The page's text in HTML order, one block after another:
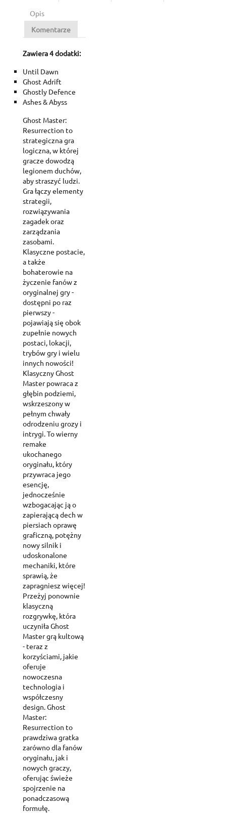
Opis
Komentarze
Zawiera 4 dodatki:
Until Dawn
Ghost Adrift
Ghostly Defence
Ashes & Abyss
Ghost Master:
Resurrection to
strategiczna gra
logiczna, w której
gracze dowodzą
legionem duchów,
aby straszyć ludzi.
Gra łączy elementy
strategii,
rozwiązywania
zagadek oraz
zarządzania
zasobami.
Klasyczne postacie,
a także
bohaterowie na
życzenie fanów z
oryginalnej gry -
dostępni po raz
pierwszy -
pojawiają się obok
zupełnie nowych
postaci, lokacji,
trybów gry i wielu
innych nowości!
Klasyczny Ghost
Master powraca z
głębin podziemi,
wskrzeszony w
pełnym chwały
odrodzeniu grozy i
intrygi. To wierny
remake
ukochanego
oryginału, który
przywraca jego
esencję,
jednocześnie
wzbogacając ją o
zapierającą dech w
piersiach oprawę
graficzną, potężny
nowy silnik i
udoskonalone
mechaniki, które
sprawią, że
zapragniesz więcej!
Przeżyj ponownie
klasyczną
rozgrywkę, która
uczyniła Ghost
Master grą kultową
- teraz z
korzyściami, jakie
oferuje
nowoczesna
technologia i
współczesny
design. Ghost
Master:
Resurrection to
prawdziwa gratka
zarówno dla fanów
oryginału, jak i
nowych graczy,
oferując świeże
spojrzenie na
ponadczasową
formułę.